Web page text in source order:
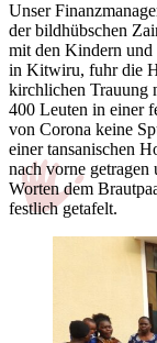
Unser
der bildhübschen
mit den Kindern
in Kitwiru, fuhr die
kirchlichen Trauung
400 Leuten in einer
von Corona keine
einer tansanischen
nach vorne getragen
Worten dem
festlich getafelt.